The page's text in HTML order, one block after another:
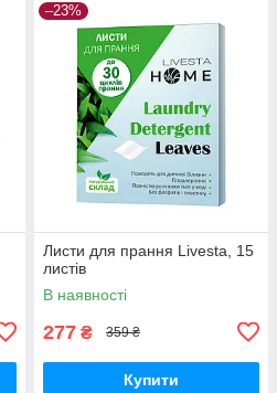
–23%
Листи для прання Livesta, 15
листів
В наявності
277 ₴ 359 ₴
Купити